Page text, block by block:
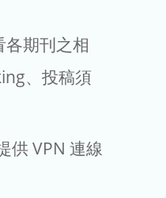
各期刊之相
、投稿須
供 VPN 連線